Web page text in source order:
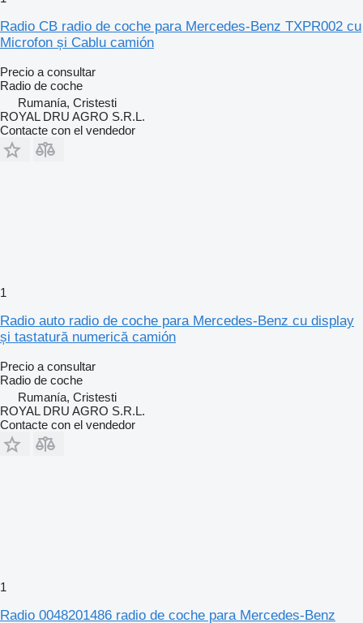
Radio CB radio de coche para Mercedes-Benz TXPR002 cu
Microfon și Cablu camión
Precio a consultar
Radio de coche
Rumanía, Cristesti
ROYAL DRU AGRO S.R.L.
Contacte con el vendedor
1
Radio auto radio de coche para Mercedes-Benz cu display
și tastatură numerică camión
Precio a consultar
Radio de coche
Rumanía, Cristesti
ROYAL DRU AGRO S.R.L.
Contacte con el vendedor
1
Radio 0048201486 radio de coche para Mercedes-Benz